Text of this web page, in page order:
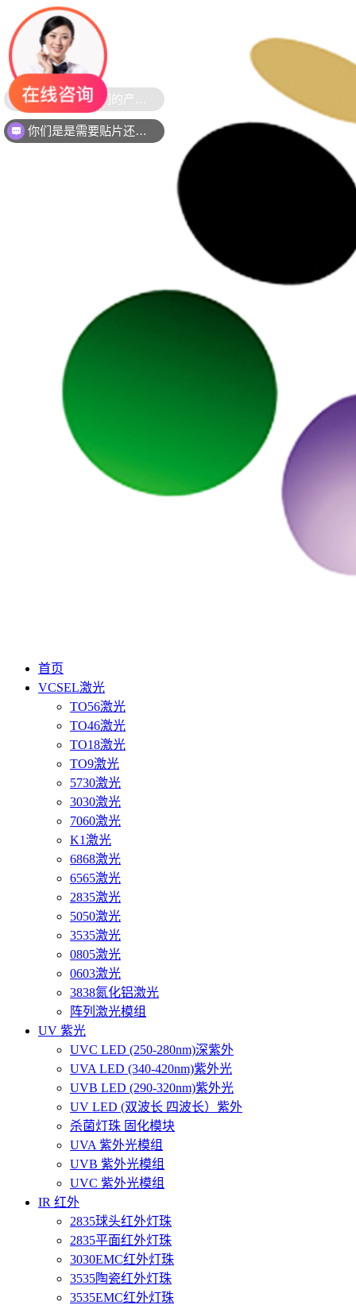
首页
VCSEL激光
TO56激光
TO46激光
TO18激光
TO9激光
5730激光
3030激光
7060激光
K1激光
6868激光
6565激光
2835激光
5050激光
3535激光
0805激光
0603激光
3838氮化铝激光
阵列激光模组
UV 紫光
UVC LED (250-280nm)深紫外
UVA LED (340-420nm)紫外光
UVB LED (290-320nm)紫外光
UV LED (双波长 四波长）紫外
杀菌灯珠 固化模块
UVA 紫外光模组
UVB 紫外光模组
UVC 紫外光模组
IR 红外
2835球头红外灯珠
2835平面红外灯珠
3030EMC红外灯珠
3535陶瓷红外灯珠
3535EMC红外灯珠